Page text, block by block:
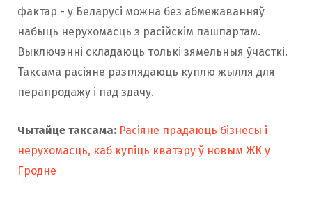
фактар ​​- у Беларусі можна без абмежаванняў
набыць нерухомасць з расійскім пашпартам.
Выключэнні складаюць толькі зямельныя ўчасткі.
Таксама расіяне разглядаюць куплю жылля для
перапродажу і пад здачу.
Чытайце таксама: Расіяне прадаюць бізнесы і
нерухомасць, каб купіць кватэру ў новым ЖК у
Гродне